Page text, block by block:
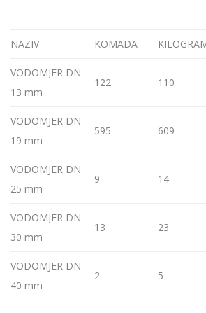
NAZIV KOMADA
VODOMJER DN
13 mm
122 110
VODOMJER DN
19 mm
595 609
VODOMJER DN
25 mm
9 14
VODOMJER DN
30 mm
13 23
VODOMJER DN
40 mm
2 5